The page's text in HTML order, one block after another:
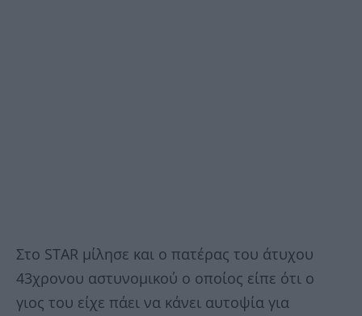
Στο STAR μίλησε και ο πατέρας του άτυχου
43χρονου αστυνομικού ο οποίος είπε ότι ο
γιος του είχε πάει να κάνει αυτοψία για